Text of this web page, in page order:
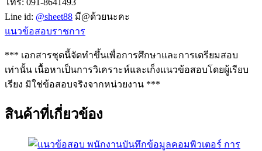
Line id: @sheet88 มี@ด้วยนะคะ
แนวข้อสอบราชการ
*** เอกสารชุดนี้จัดทำขึ้นเพื่อการศึกษาและการเตรียมสอบ
เท่านั้น เนื้อหาเป็นการวิเคราะห์และเก็งแนวข้อสอบโดยผู้เรียบ
เรียง มิใช่ข้อสอบจริงจากหน่วยงาน ***
สินค้าที่เกี่ยวข้อง